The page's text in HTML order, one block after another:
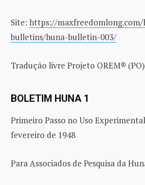
Site: https://maxfreedomlong.com/
bulletins/huna-bulletin-003/
Tradução livre Projeto OREM® (PO)
BOLETIM HUNA 1
Primeiro Passo no Uso
fevereiro de 1948
Para Associados de Pesquisa da